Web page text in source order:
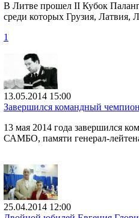
В Литве прошел II Кубок
среди которых Грузия,
1
13.05.2014 15:00
Завершился командный
13 мая 2014 года завершился
САМБО, памяти генерал-
25.04.2014 12:00